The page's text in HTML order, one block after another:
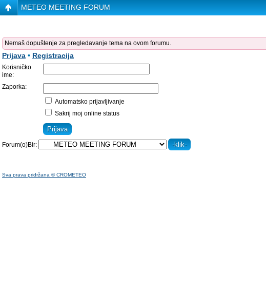
METEO MEETING FORUM
Nemaš dopuštenje za pregledavanje tema na ovom forumu.
Prijava • Registracija
Korisničko
ime:
Zaporka:
Automatsko prijavljivanje
Sakrij moj online status
Forum(o)Bir:
Sva prava pridržana © CROMETEO